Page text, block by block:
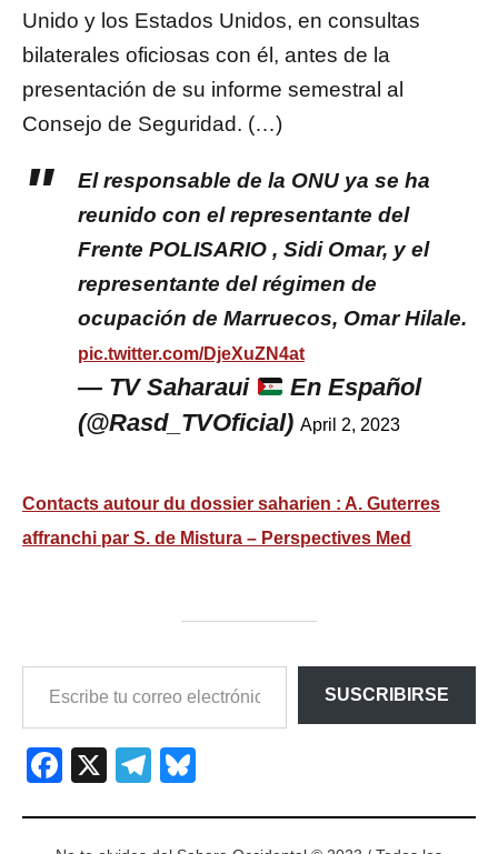
Unido y los Estados Unidos, en consultas
bilaterales oficiosas con él, antes de la
presentación de su informe semestral al
Consejo de Seguridad. (…)
El responsable de la ONU ya se ha
reunido con el representante del
Frente POLISARIO , Sidi Omar, y el
representante del régimen de
ocupación de Marruecos, Omar Hilale.
pic.twitter.com/DjeXuZN4at
— TV Saharaui
En Español
(@Rasd_TVOficial) April 2, 2023
Contacts autour du dossier saharien : A. Guterres
affranchi par S. de Mistura – Perspectives Med
SUSCRIBIRSE
Facebook
X Telegram